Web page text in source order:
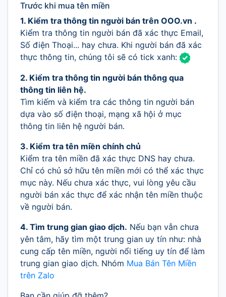
Trước khi mua tên miền
1. Kiểm tra thông tin người bán trên OOO.vn .
Kiểm tra thông tin người bán đã xác thực Email,
Số điện Thoại... hay chưa. Khi người bán đã xác
thực thông tin, chúng tôi sẽ có tick xanh:
2. Kiểm tra thông tin người bán thông qua
thông tin liên hệ.
Tìm kiếm và kiểm tra các thông tin người bán
dựa vào số điện thoại, mạng xã hội ở mục
thông tin liên hệ người bán.
3. Kiểm tra tên miền chính chủ
Kiểm tra tên miền đã xác thực DNS hay chưa.
Chỉ có chủ sở hữu tên miền mới có thể xác thực
mục này. Nếu chưa xác thực, vui lòng yêu cầu
người bán xác thực để xác nhận tên miền thuộc
về người bán.
4. Tìm trung gian giao dịch. Nếu bạn vẫn chưa
yên tâm, hãy tìm một trung gian uy tín như: nhà
cung cấp tên miền, người nổi tiếng uy tín để làm
trung gian giao dịch. Nhóm Mua Bán Tên Miền
trên Zalo